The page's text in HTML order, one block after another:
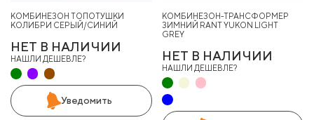
КОМБИНЕЗОН ТОПОТУШКИ
КОЛИБРИ СЕРЫЙ/СИНИЙ
НЕТ В НАЛИЧИИ
НАШЛИ ДЕШЕВЛЕ?
Уведомить
КОМБИНЕЗОН-ТРАНСФОРМЕР
ЗИМНИЙ RANT YUKON LIGHT
GREY
НЕТ В НАЛИЧИИ
НАШЛИ ДЕШЕВЛЕ?